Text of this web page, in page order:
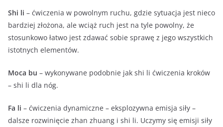
Shi li – ćwiczenia w powolnym ruchu, gdzie sytuacja jest nieco
bardziej złożona, ale wciąż ruch jest na tyle powolny, że
stosunkowo łatwo jest zdawać sobie sprawę z jego wszystkich
istotnych elementów.
Moca bu – wykonywane podobnie jak shi li ćwiczenia kroków
– shi li dla nóg.
Fa li – ćwiczenia dynamiczne – eksplozywna emisja siły –
dalsze rozwinięcie zhan zhuang i shi li. Uczymy się emisji siły